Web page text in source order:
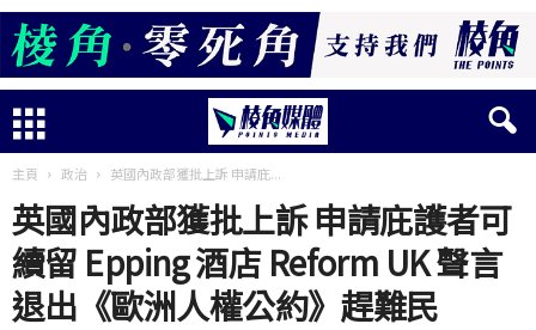
主頁 政治 英國內政部獲批上訴 申請庇...
英國內政部獲批上訴 申請庇護者可
續留 Epping 酒店 Reform UK 聲言
退出《歐洲人權公約》趕難民